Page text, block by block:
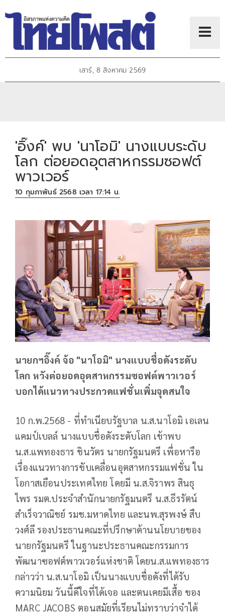
เสาร์, 8 สิงหาคม 2569
'อิ๊งค์' พบ 'นาโอมิ' นางแบบระดับ
โลก ต่อยอดอุตสาหกรรมซอฟต์
พาวเวอร์
10 กุมภาพันธ์ 2568 เวลา 17:14 น.
นายกฯอิ๊งค์ จ้อ "นาโอมิ" นางแบบชื่อดังระดับ
โลก หวังต่อยอดอุตสาหกรรมซอฟต์พาวเวอร์
บอกได้แนวทางประกวดแฟชั่นเพิ่มจุดสนใจ
10 ก.พ.2568 - ที่ทำเนียบรัฐบาล น.ส.นาโอมิ เอเลน
แคมป์เบลล์ นางแบบชื่อดังระดับโลก เข้าพบ
น.ส.แพทองธาร ชินวัตร นายกรัฐมนตรี เพื่อหารือ
เรื่องแนวทางการขับเคลื่อนอุตสาหกรรมแฟชั่น ใน
โอกาสเยือนประเทศไทย โดยมี น.ส.จิราพร สินธุ
ไพร รมต.ประจำสำนักนายกรัฐมนตรี น.ส.ธีรรัตน์
สำเร็จวาณิชย์ รมช.มหาดไทย และนพ.สุรพงษ์ สืบ
วงศ์ลี รองประธานคณะที่ปรึกษาด้านนโยบายของ
นายกรัฐมนตรี ในฐานะประธานคณะกรรมการ
พัฒนาซอฟต์พาวเวอร์แห่งชาติ โดยน.ส.แพทองธาร
กล่าวว่า น.ส.นาโอมิ เป็นนางแบบชื่อดังที่ได้รับ
ความนิยม วันนี้ดีใจที่ได้เจอ และตนเคยมีเสื้อ ของ
MARC JACOBS ตอนสมัยที่เรียนไม่ทราบว่าจำได้